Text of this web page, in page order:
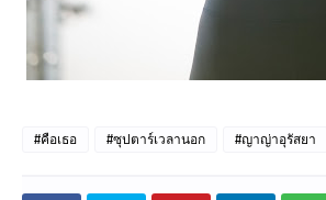
#คือเธอ #ซุปตาร์เวลานอก #ญาญ่าอุรัสยา